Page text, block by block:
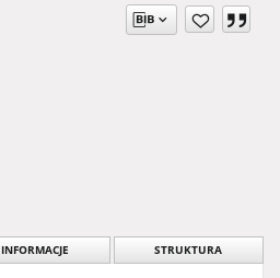
INFORMACJE STRUKTURA